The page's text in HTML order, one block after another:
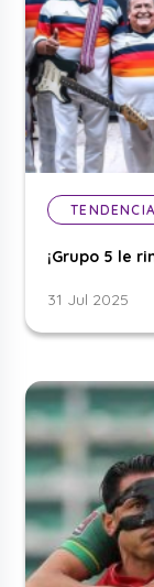
¡Grupo 5 le
31 Jul 2025